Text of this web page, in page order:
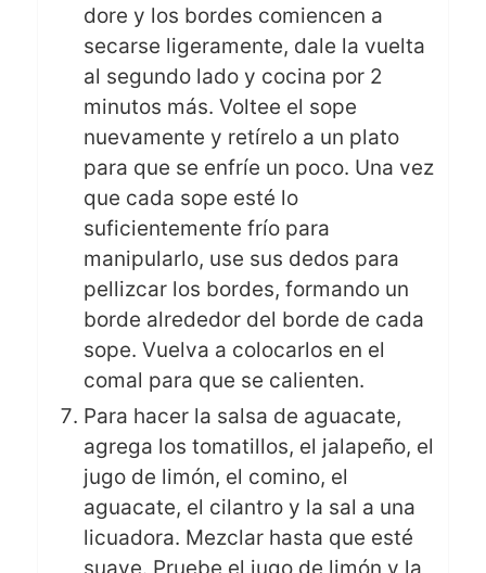
dore y los bordes comiencen a
secarse ligeramente, dale la vuelta
al segundo lado y cocina por 2
minutos más. Voltee el sope
nuevamente y retírelo a un plato
para que se enfríe un poco. Una vez
que cada sope esté lo
suficientemente frío para
manipularlo, use sus dedos para
pellizcar los bordes, formando un
borde alrededor del borde de cada
sope. Vuelva a colocarlos en el
comal para que se calienten.
Para hacer la salsa de aguacate,
agrega los tomatillos, el jalapeño, el
jugo de limón, el comino, el
aguacate, el cilantro y la sal a una
licuadora. Mezclar hasta que esté